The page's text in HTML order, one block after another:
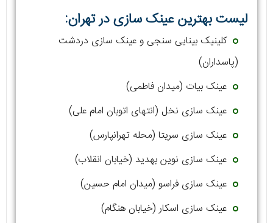
لیست بهترین عینک سازی در تهران:
کلینیک بینایی سنجی و عینک سازی دردشت
(پاسداران)
عینک بیات (میدان فاطمی)
عینک سازی نخل (انتهای اتوبان امام علی)
عینک سازی سریتا (محله تهرانپارس)
عینک سازی نوین بهدید (خیابان انقلاب)
عینک سازی فراسو (میدان امام حسین)
عینک سازی اسکار (خیابان هنگام)